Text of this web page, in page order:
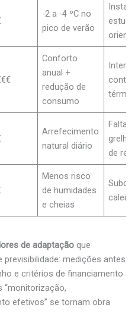
-2 a -4 ºC no
pico de verão
estudar
Conforto
anual +
redução de
consumo
térmica
Arrefecimento
natural diário
Faltam
de
Menos risco
de humidades
e cheias
de adaptação que
previsibilidade: medições antes
e critérios de financiamento
“monitorização,
efetivos” se tornam obra